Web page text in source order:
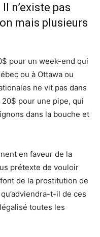
n’existe pas
mais plusieurs
pour un week-end qui
ou à Ottawa ou
ne vit pas dans
20$ pour une pipe, qui
dans la bouche et
en faveur de la
prétexte de vouloir
de la prostitution de
t-il de ces
toutes les